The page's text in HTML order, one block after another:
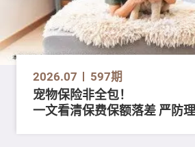
2026.07 597期
宠物保险非全包！
一文看清保费保额落差 严防